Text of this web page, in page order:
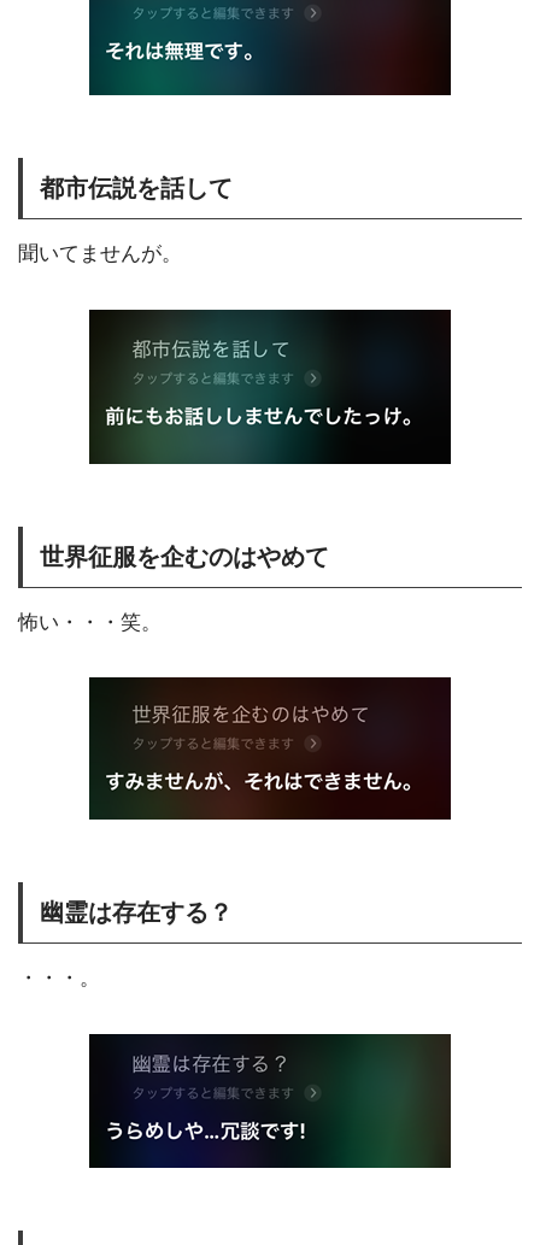
都市伝説を話して
聞いてませんが。
世界征服を企むのはやめて
怖い・・・笑。
幽霊は存在する？
・・・。